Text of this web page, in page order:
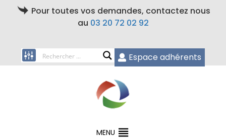
Pour toutes vos demandes, contactez nous
au 03 20 72 02 92
Espace adhérents
MENU